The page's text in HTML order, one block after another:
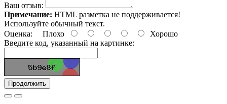
Ваш отзыв:
Примечание: HTML разметка не поддерживается!
Используйте обычный текст.
Оценка: Плохо
Хорошо
Введите код, указанный на картинке:
Продолжить